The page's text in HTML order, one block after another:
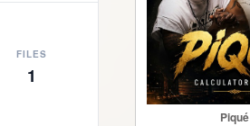
FILES
1
Piqué